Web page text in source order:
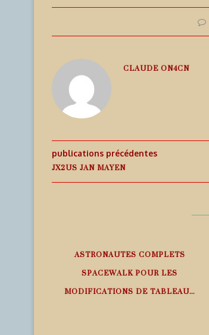
CLAUDE ON4CN
publications précédentes
JX2US JAN MAYEN
ASTRONAUTES COMPLETS
SPACEWALK POUR LES
MODIFICATIONS DE TABLEAU...